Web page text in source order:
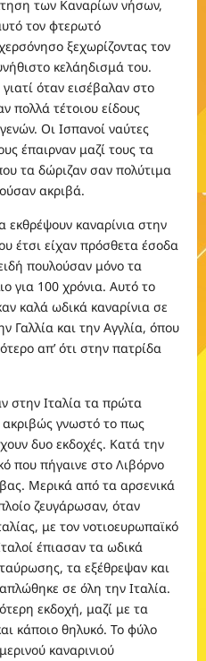
των Καναρίων νήσων,
τον φτερωτό
ξεχωρίζοντας τον
κελάηδισμά του.
όταν εισέβαλαν στο
πολλά τέτοιου είδους
Οι Ισπανοί ναύτες
έπαιρναν μαζί τους τα
τα δώριζαν σαν πολύτιμα
ακριβά.
καναρίνια στην
έτσι είχαν πρόσθετα έσοδα
πουλούσαν μόνο τα
για 100 χρόνια. Αυτό το
καλά ωδικά καναρίνια σε
Γαλλία και την Αγγλία, όπου
απ’ ότι στην πατρίδα
στην Ιταλία τα πρώτα
ακριβώς γνωστό το πως
δυο εκδοχές. Κατά την
που πήγαινε στο Λιβόρνο
Μερικά από τα αρσενικά
ζευγάρωσαν, όταν
με τον νοτιοευρωπαϊκό
έπιασαν τα ωδικά
τα εξέθρεψαν και
σε όλη την Ιταλία.
εκδοχή, μαζί με τα
κάποιο θηλυκό. Το φύλο
καναρινιού